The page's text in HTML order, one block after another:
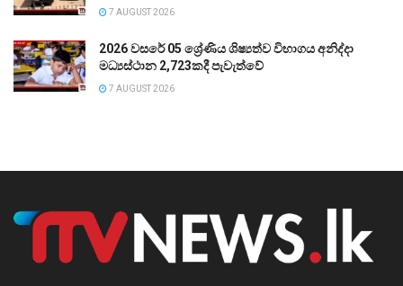
7 AUGUST 2026
2026 වසරේ 05 ශ්‍රේණිය ශිෂ්‍යත්ව විභාගය අනිද්දා
මධ්‍යස්ථාන 2,723කදී පැවැත්වේ
7 AUGUST 2026